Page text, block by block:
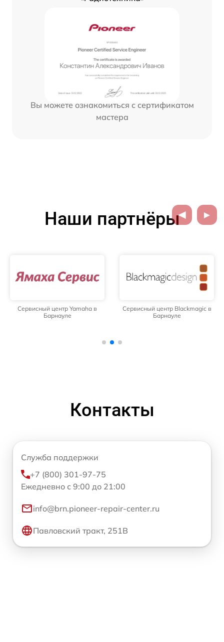
Вы можете ознакомиться с сертификатом
мастера
Наши партнёры
Сервисный центр Yamaha в
Барнауле
Сервисный центр Blackmagic в
Барнауле
Контакты
Служба поддержки
+7 (800) 301-97-75
Ежедневно с 9:00 до 21:00
info@brn.pioneer-repair-center.ru
Павловский тракт, 251В